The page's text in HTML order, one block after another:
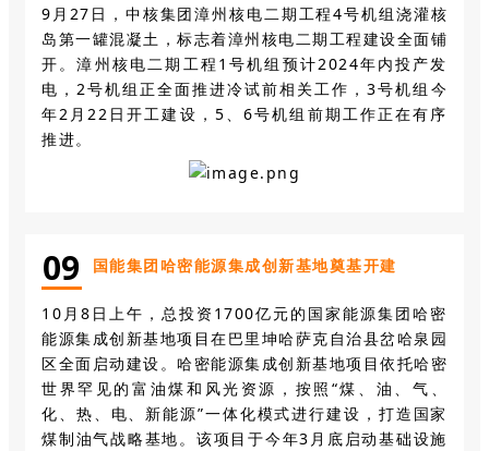
9月27日，中核集团漳州核电二期工程4号机组浇灌核
岛第一罐混凝土，标志着漳州核电二期工程建设全面铺
开。漳州核电二期工程1号机组预计2024年内投产发
电，2号机组正全面推进冷试前相关工作，3号机组今
年2月22日开工建设，5、6号机组前期工作正在有序
推进。
09 国能集团哈密能源集成创新基地奠基开建
10月8日上午，总投资1700亿元的国家能源集团哈密
能源集成创新基地项目在巴里坤哈萨克自治县岔哈泉园
区全面启动建设。哈密能源集成创新基地项目依托哈密
世界罕见的富油煤和风光资源，按照“煤、油、气、
化、热、电、新能源”一体化模式进行建设，打造国家
煤制油气战略基地。该项目于今年3月底启动基础设施